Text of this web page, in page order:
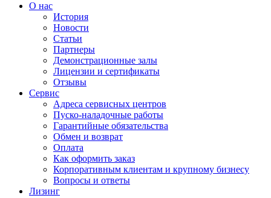
О нас
История
Новости
Статьи
Партнеры
Демонстрационные залы
Лицензии и сертификаты
Отзывы
Сервис
Адреса сервисных центров
Пуско-наладочные работы
Гарантийные обязательства
Обмен и возврат
Оплата
Как оформить заказ
Корпоративным клиентам и крупному бизнесу
Вопросы и ответы
Лизинг